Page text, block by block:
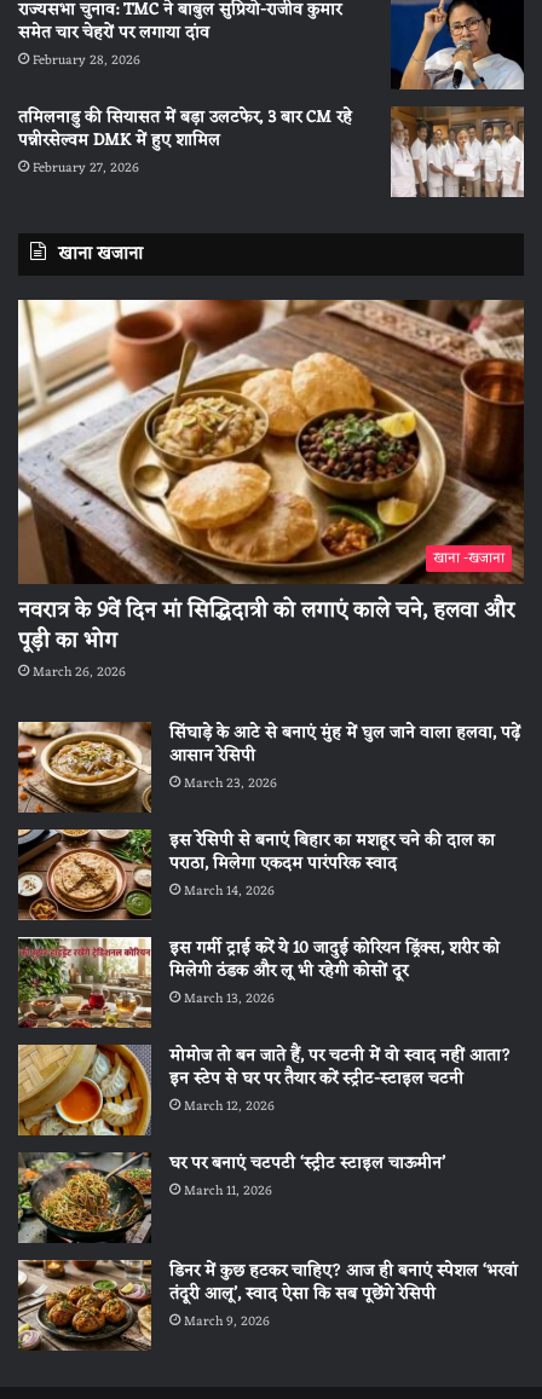
राज्यसभा चुनाव: TMC ने बाबुल सुप्रियो-राजीव कुमार
समेत चार चेहरों पर लगाया दांव
February 28, 2026
तमिलनाडु की सियासत में बड़ा उलटफेर, 3 बार CM रहे
पन्नीरसेल्वम DMK में हुए शामिल
February 27, 2026
खाना खजाना
खाना -खजाना
नवरात्र के 9वें दिन मां सिद्धिदात्री को लगाएं काले चने, हलवा और
पूड़ी का भोग
March 26, 2026
सिंघाड़े के आटे से बनाएं मुंह में घुल जाने वाला हलवा, पढ़ें
आसान रेसिपी
March 23, 2026
इस रेसिपी से बनाएं बिहार का मशहूर चने की दाल का
पराठा, मिलेगा एकदम पारंपरिक स्वाद
March 14, 2026
इस गर्मी ट्राई करें ये 10 जादुई कोरियन ड्रिंक्स, शरीर को
मिलेगी ठंडक और लू भी रहेगी कोसों दूर
March 13, 2026
मोमोज तो बन जाते हैं, पर चटनी में वो स्वाद नहीं आता?
इन स्टेप से घर पर तैयार करें स्ट्रीट-स्टाइल चटनी
March 12, 2026
घर पर बनाएं चटपटी ‘स्ट्रीट स्टाइल चाऊमीन’
March 11, 2026
डिनर में कुछ हटकर चाहिए? आज ही बनाएं स्पेशल ‘भरवां
तंदूरी आलू’, स्वाद ऐसा कि सब पूछेंगे रेसिपी
March 9, 2026